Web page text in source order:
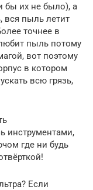
бы их не было), а
вся пыль летит
точнее в
пыль потому
вот поэтому
в котором
всю грязь,
инструментами,
где ни будь
Если